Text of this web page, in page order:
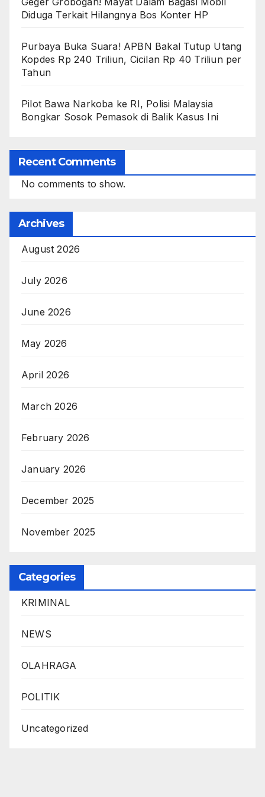
Diduga Terkait Hilangnya Bos Konter HP
Purbaya Buka Suara! APBN Bakal Tutup Utang
Kopdes Rp 240 Triliun, Cicilan Rp 40 Triliun per
Tahun
Pilot Bawa Narkoba ke RI, Polisi Malaysia
Bongkar Sosok Pemasok di Balik Kasus Ini
Recent Comments
No comments to show.
Archives
August 2026
July 2026
June 2026
May 2026
April 2026
March 2026
February 2026
January 2026
December 2025
November 2025
Categories
KRIMINAL
NEWS
OLAHRAGA
POLITIK
Uncategorized